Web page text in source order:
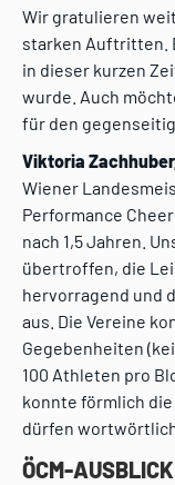
Wir gratulieren
starken Auftritten.
in dieser kurzen
wurde. Auch
für den
Viktoria
Wiener
Performance
nach 1,5 Jahren.
übertroffen, die
hervorragend und
aus. Die Vereine
Gegebenheiten
100 Athleten pro
konnte förmlich
dürfen
ÖCM-AUSBLICK